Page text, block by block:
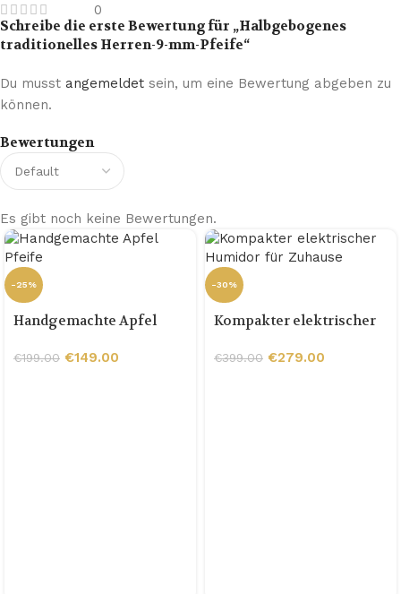
0
Bewertungen
Es gibt noch keine Bewertungen.
Schreibe die erste Bewertung für „Halbgebogenes
traditionelles Herren-9-mm-Pfeife“
Du musst angemeldet sein, um eine Bewertung abgeben zu
können.
-25%
Handgemachte Apfel
€199.00 €149.00
-30%
Kompakter elektrischer
€399.00 €279.00